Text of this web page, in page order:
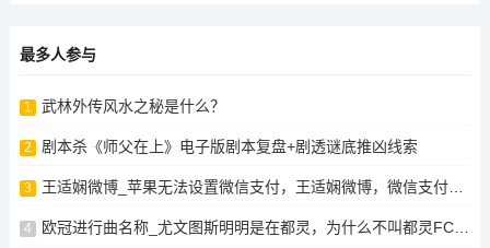
最多人参与
1 武林外传风水之秘是什么？
2 剧本杀《师父在上》电子版剧本复盘+剧透谜底推凶线索
3 王适娴微博_苹果无法设置微信支付，王适娴微博，微信支付未被苹果支持，王适娴微博显示无法设置微信支付，王适娴微博提示微信支付未被苹果支持，王适娴微博提示微信支付未被苹果支持，王适娴微博提示微信支付未被苹果支持
4 欧冠进行曲名称_尤文图斯明明是在都灵，为什么不叫都灵FC之类的，而是叫尤文图斯